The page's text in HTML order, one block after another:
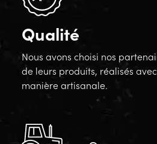
Qualité
Nous avons choisi nos
de leurs produits, réalisés
manière artisanale.